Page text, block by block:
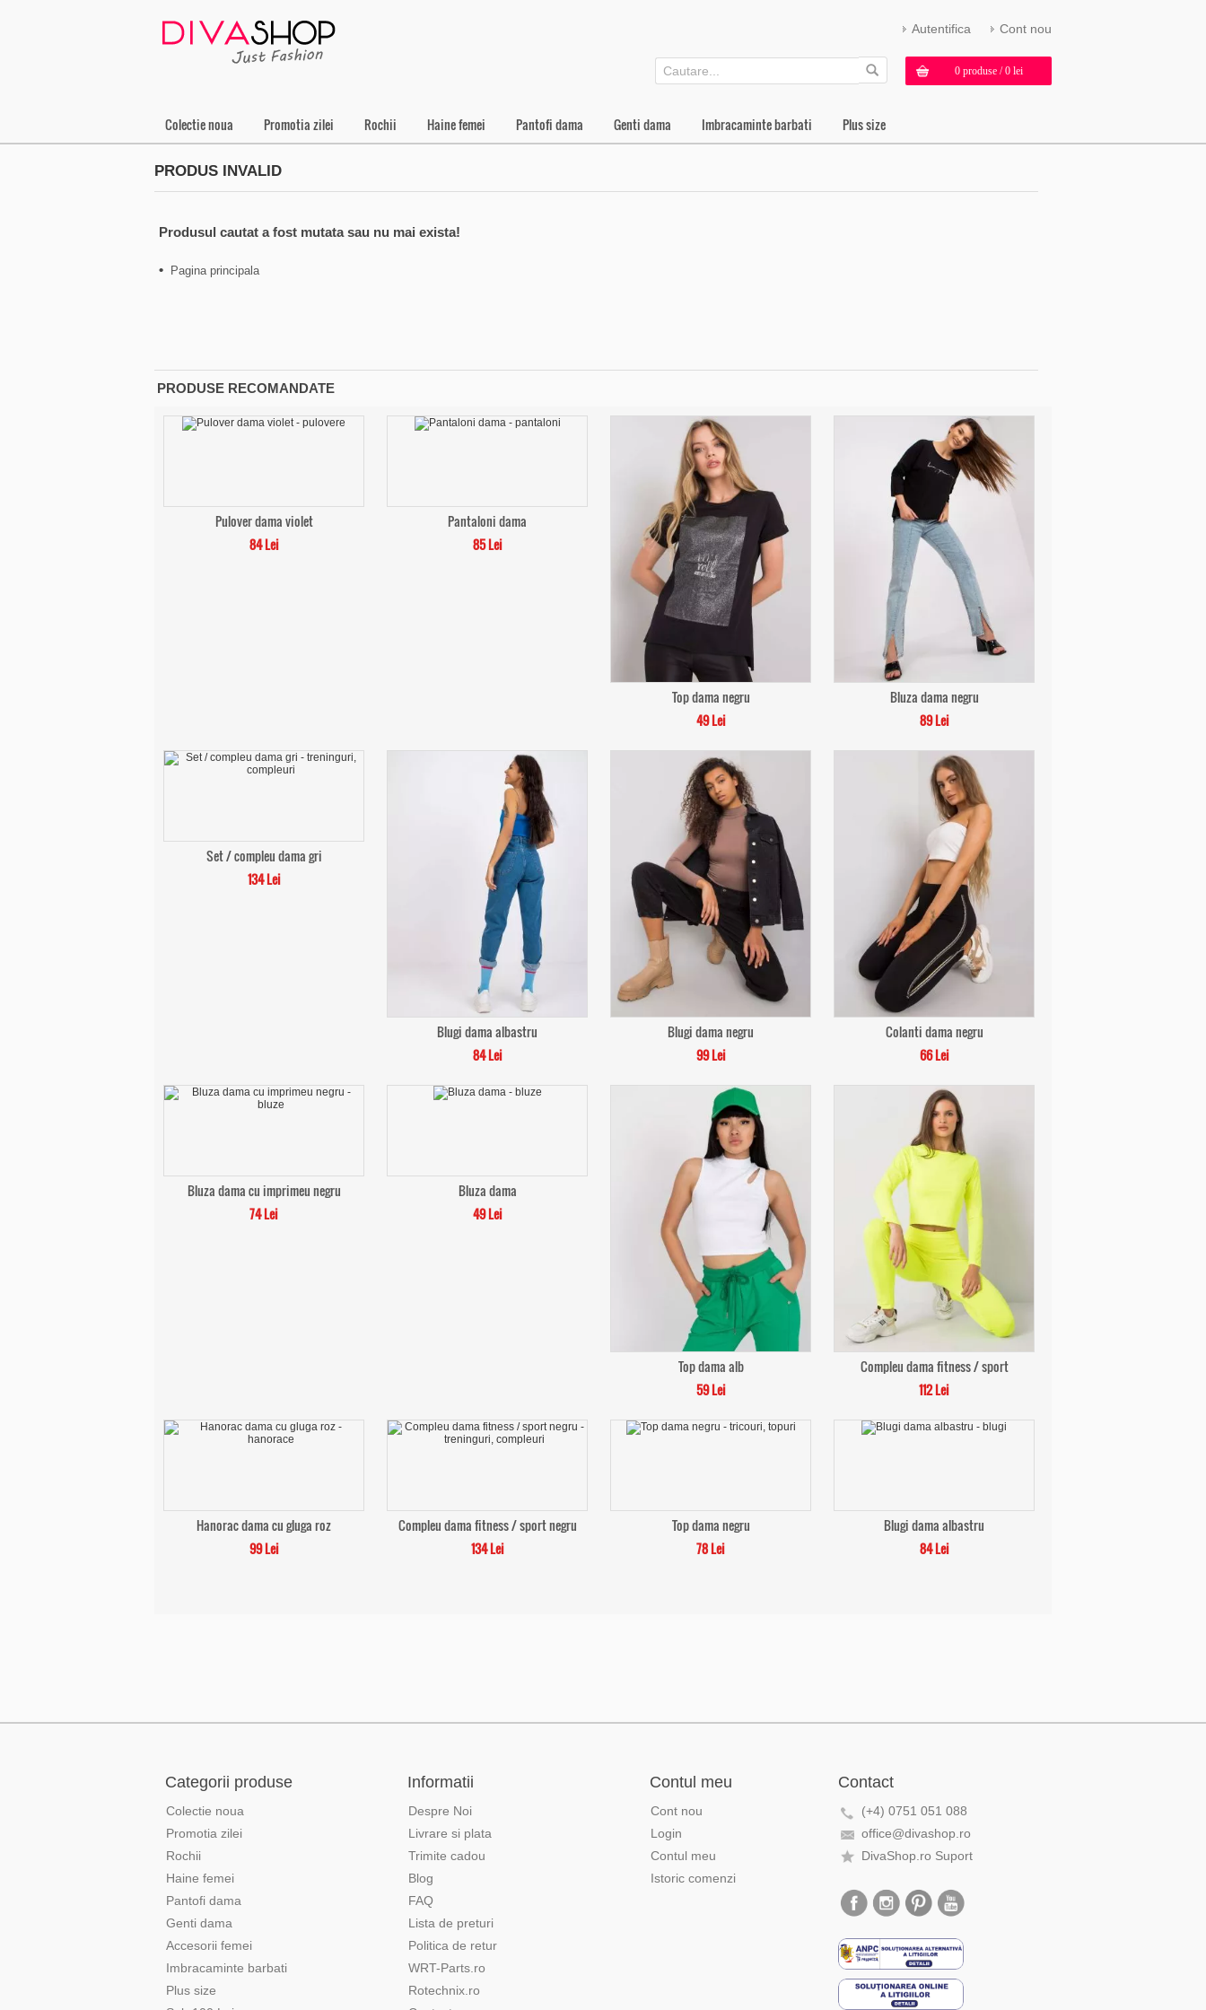
Autentifica Cont nou
0 produse / 0 lei
Colectie noua Promotia zilei Rochii Haine femei Pantofi dama Genti dama Imbracaminte barbati Plus size
PRODUS INVALID
Produsul cautat a fost mutata sau nu mai exista!
• Pagina principala
PRODUSE RECOMANDATE
Pulover dama violet
84 Lei
Pantaloni dama
85 Lei
Top dama negru
49 Lei
Bluza dama negru
89 Lei
Set / compleu dama gri
134 Lei
Blugi dama albastru
84 Lei
Blugi dama negru
99 Lei
Colanti dama negru
66 Lei
Bluza dama cu imprimeu negru
74 Lei
Bluza dama
49 Lei
Top dama alb
59 Lei
Compleu dama fitness / sport
112 Lei
Hanorac dama cu gluga roz
99 Lei
Compleu dama fitness / sport negru
134 Lei
Top dama negru
78 Lei
Blugi dama albastru
84 Lei
Categorii produse
Colectie noua
Promotia zilei
Rochii
Haine femei
Pantofi dama
Genti dama
Accesorii femei
Imbracaminte barbati
Plus size
Informatii
Despre Noi
Livrare si plata
Trimite cadou
Blog
FAQ
Lista de preturi
Politica de retur
WRT-Parts.ro
Rotechnix.ro
Contul meu
Cont nou
Login
Contul meu
Istoric comenzi
Contact
(+4) 0751 051 088
office@divashop.ro
DivaShop.ro Suport